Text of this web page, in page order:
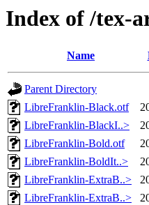
Index of /tex-
Name
Parent Directory
LibreFranklin-Black.otf
LibreFranklin-BlackI..>
LibreFranklin-Bold.otf
LibreFranklin-BoldIt..>
LibreFranklin-ExtraB..>
LibreFranklin-ExtraB..>